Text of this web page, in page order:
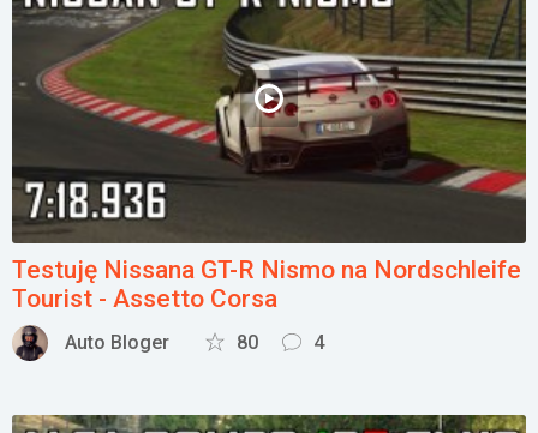
Testuję Nissana GT-R Nismo na Nordschleife
Tourist - Assetto Corsa
Auto Bloger 80 4